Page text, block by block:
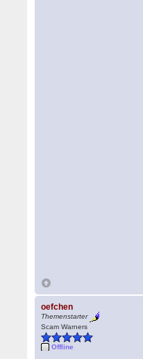
oefchen
Themenstarter
Scam Warners
Offline